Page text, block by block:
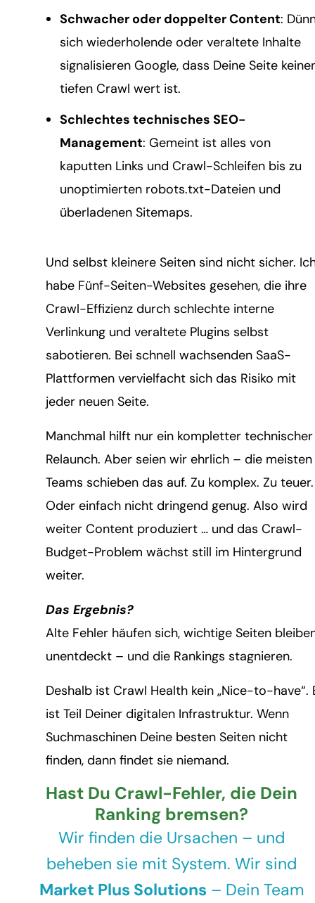
Schwacher oder doppelter Content:
sich wiederholende oder veraltete Inhalte
signalisieren Google, dass Deine Seite
tiefen Crawl wert ist.
Schlechtes technisches SEO-
Management: Gemeint ist alles von
kaputten Links und Crawl-Schleifen bis zu
unoptimierten robots.txt-Dateien und
überladenen Sitemaps.
Und selbst kleinere Seiten sind nicht sicher.
habe Fünf-Seiten-Websites gesehen, die ihre
Crawl-Effizienz durch schlechte interne
Verlinkung und veraltete Plugins selbst
sabotieren. Bei schnell wachsenden SaaS-
Plattformen vervielfacht sich das Risiko mit
jeder neuen Seite.
Manchmal hilft nur ein kompletter technischer
Relaunch. Aber seien wir ehrlich – die meisten
Teams schieben das auf. Zu komplex. Zu teuer.
Oder einfach nicht dringend genug. Also wird
weiter Content produziert … und das Crawl-
Budget-Problem wächst still im Hintergrund
weiter.
Das Ergebnis?
Alte Fehler häufen sich, wichtige Seiten
unentdeckt – und die Rankings stagnieren.
Deshalb ist Crawl Health kein „Nice-to-have“.
ist Teil Deiner digitalen Infrastruktur. Wenn
Suchmaschinen Deine besten Seiten nicht
finden, dann findet sie niemand.
Hast Du Crawl-Fehler, die Dein
Ranking bremsen?
Wir finden die Ursachen – und
beheben sie mit System. Wir sind
Market Plus Solutions– Dein Team